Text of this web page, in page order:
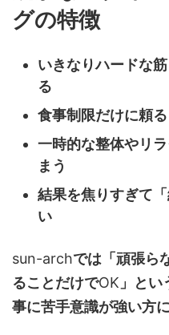
グの特徴
いきなりハードな
る
食事制限だけに頼る
一時的な整体やリ
まう
結果を焦りすぎて
い
sun-archでは「頑張ら
ることだけでOK 」と
事に苦手意識が強い方